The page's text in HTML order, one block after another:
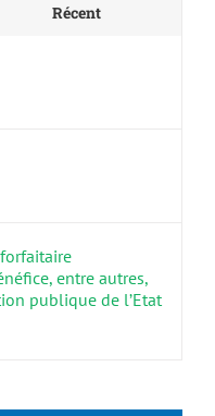
Récent
entre autres,
publique de l’Etat